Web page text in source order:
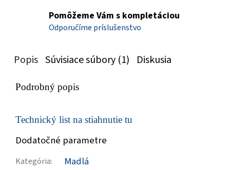
Pomôžeme Vám s kompletáciou
Odporučíme príslušenstvo
Popis Súvisiace súbory (1) Diskusia
Podrobný popis
Technický list na stiahnutie tu
Dodatočné parametre
Kategória: Madlá